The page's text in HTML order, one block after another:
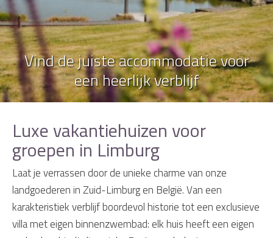
Vind de juiste accommodatie voor
een heerlijk verblijf
Luxe vakantiehuizen voor
groepen in Limburg
Laat je verrassen door de unieke charme van onze
landgoederen in Zuid-Limburg en België. Van een
karakteristiek verblijf boordevol historie tot een exclusieve
villa met eigen binnenzwembad: elk huis heeft een eigen